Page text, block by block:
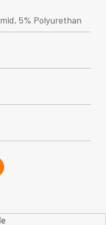
5% Polyurethan